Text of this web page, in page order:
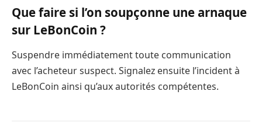
Que faire si l’on soupçonne une arnaque
sur LeBonCoin ?
Suspendre immédiatement toute communication
avec l’acheteur suspect. Signalez ensuite l’incident à
LeBonCoin ainsi qu’aux autorités compétentes.